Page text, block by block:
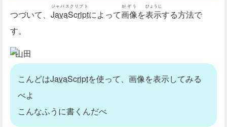
つづいて、 JavaScript
ジャバスクリプト
によって画像
がぞう
を表示
ひょうじ
する方法で
す。
山田
こんどはJavaScriptを使って、画像を表示してみる
べよ
こんなふうに書くんだべ